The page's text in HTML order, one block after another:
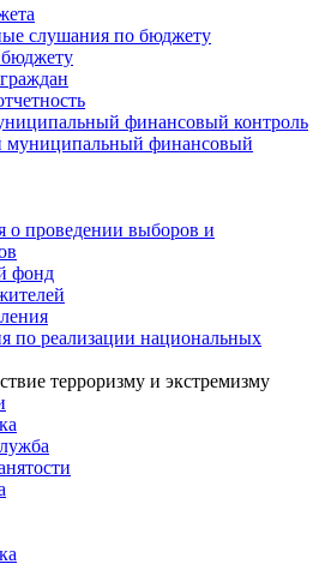
слушания по бюджету
финансовый контроль
муниципальный финансовый
о проведении выборов и
фонд
по реализации национальных
терроризму и экстремизму